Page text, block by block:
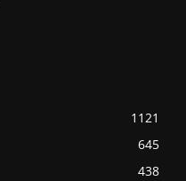
1121
645
438